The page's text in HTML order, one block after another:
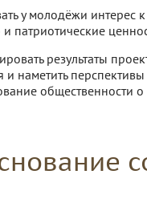
у молодёжи интерес
патриотические
результаты
и наметить
общественности о